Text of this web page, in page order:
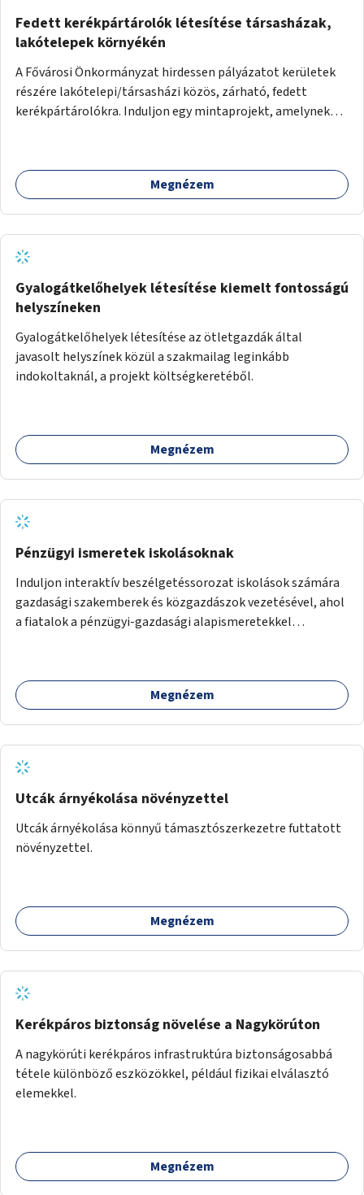
Fedett kerékpártárolók létesítése társasházak,
lakótelepek környékén
A Fővárosi Önkormányzat hirdessen pályázatot kerületek
részére lakótelepi/társasházi közös, zárható, fedett
kerékpártárolókra. Induljon egy mintaprojekt, amelynek
Megnézem
Gyalogátkelőhelyek létesítése kiemelt fontosságú
helyszíneken
Gyalogátkelőhelyek létesítése az ötletgazdák által
javasolt helyszínek közül a szakmailag leginkább
indokoltaknál, a projekt költségkeretéből.
Megnézem
Pénzügyi ismeretek iskolásoknak
Induljon interaktív beszélgetéssorozat iskolások számára
gazdasági szakemberek és közgazdászok vezetésével, ahol
a fiatalok a pénzügyi-gazdasági alapismeretekkel
számára, önkormányzati intézményben vagy külső
helyszínen iskolai együttműködéssel. A szervezést az
gyerekek bevonására is. A program pilot jelleggel indulna,
több korosztály számára.
Megnézem
Utcák árnyékolása növényzettel
Utcák árnyékolása könnyű támasztószerkezetre futtatott
növényzettel.
Megnézem
Kerékpáros biztonság növelése a Nagykörúton
A nagykörúti kerékpáros infrastruktúra biztonságosabbá
tétele különböző eszközökkel, például fizikai elválasztó
elemekkel.
Megnézem